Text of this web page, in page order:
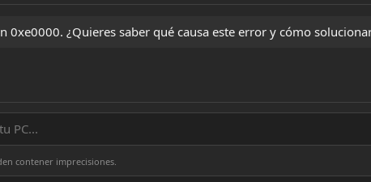
0xe0000. ¿Quieres saber qué causa este error y cómo
contener imprecisiones.